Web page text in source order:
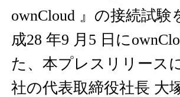
ownCloud 』の接続試
成28 年9 月5 日に
た、本プレスリリース
社の代表取締役社長 大